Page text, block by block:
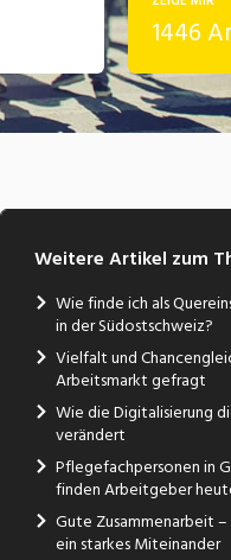
1446
Weitere Artikel zum
Wie finde ich als
in der Südostschweiz?
Vielfalt und
Arbeitsmarkt gefragt
Wie die Digitalisierung
verändert
Pflegefachpersonen in
finden Arbeitgeber
Gute Zusammenarbeit
ein starkes Miteinander